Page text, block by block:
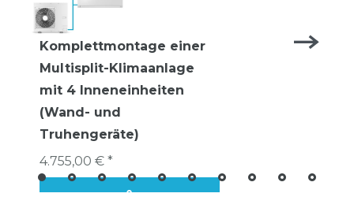
Komplettmontage einer
Multisplit-Klimaanlage
mit 4 Inneneinheiten
(Wand- und
Truhengeräte)
4.755,00 € *